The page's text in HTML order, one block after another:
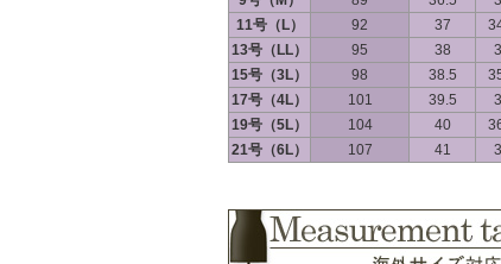
11号（L）
92 37
13号（LL）
95 38
15号（3L）
98 38.5
17号（4L）
101 39.5
19号（5L）
104 40
21号（6L）
107 41